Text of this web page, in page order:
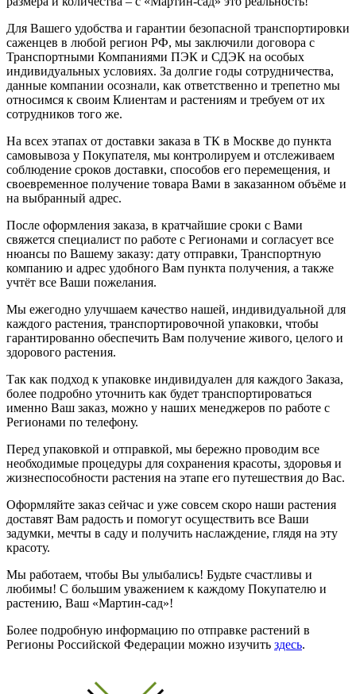
Для Вашего удобства и гарантии безопасной транспортировки
саженцев в любой регион РФ, мы заключили договора с
Транспортными Компаниями ПЭК и СДЭК на особых
индивидуальных условиях. За долгие годы сотрудничества,
данные компании осознали, как ответственно и трепетно мы
относимся к своим Клиентам и растениям и требуем от их
сотрудников того же.
На всех этапах от доставки заказа в ТК в Москве до пункта
самовывоза у Покупателя, мы контролируем и отслеживаем
соблюдение сроков доставки, способов его перемещения, и
своевременное получение товара Вами в заказанном объёме и
на выбранный адрес.
После оформления заказа, в кратчайшие сроки с Вами
свяжется специалист по работе с Регионами и согласует все
нюансы по Вашему заказу: дату отправки, Транспортную
компанию и адрес удобного Вам пункта получения, а также
учтёт все Ваши пожелания.
Мы ежегодно улучшаем качество нашей, индивидуальной для
каждого растения, транспортировочной упаковки, чтобы
гарантированно обеспечить Вам получение живого, целого и
здорового растения.
Так как подход к упаковке индивидуален для каждого Заказа,
более подробно уточнить как будет транспортироваться
именно Ваш заказ, можно у наших менеджеров по работе с
Регионами по телефону.
Перед упаковкой и отправкой, мы бережно проводим все
необходимые процедуры для сохранения красоты, здоровья и
жизнеспособности растения на этапе его путешествия до Вас.
Оформляйте заказ сейчас и уже совсем скоро наши растения
доставят Вам радость и помогут осуществить все Ваши
задумки, мечты в саду и получить наслаждение, глядя на эту
красоту.
Мы работаем, чтобы Вы улыбались! Будьте счастливы и
любимы! С большим уважением к каждому Покупателю и
растению, Ваш «Мартин-сад»!
Более подробную информацию по отправке растений в
Регионы Российской Федерации можно изучить здесь.